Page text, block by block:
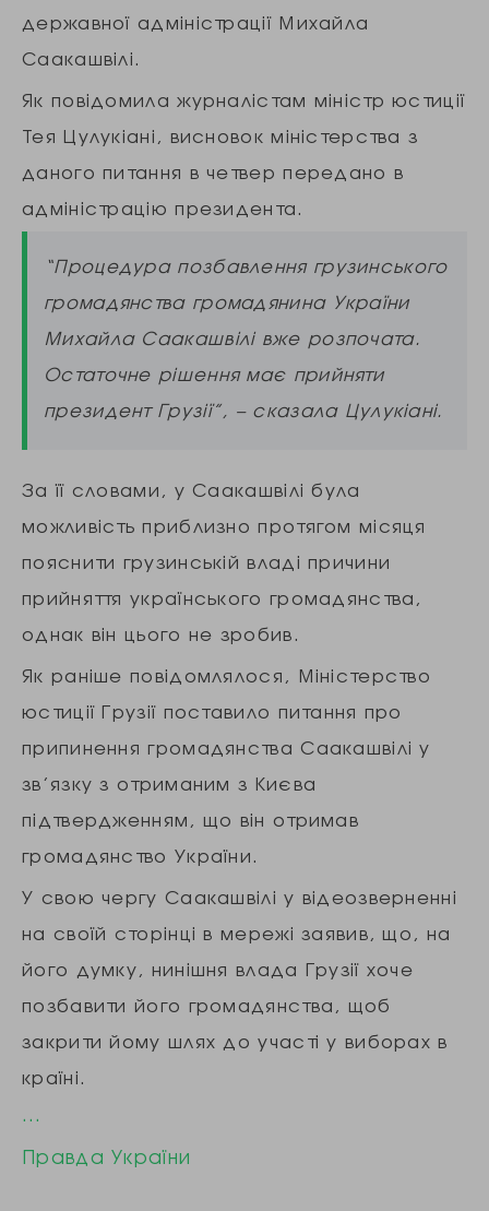
державної адміністрації Михайла
Саакашвілі.
Як повідомила журналістам міністр юстиції
Тея Цулукіані, висновок міністерства з
даного питання в четвер передано в
адміністрацію президента.
“Процедура позбавлення грузинського
громадянства громадянина України
Михайла Саакашвілі вже розпочата.
Остаточне рішення має прийняти
президент Грузії”, – сказала Цулукіані.
За її словами, у Саакашвілі була
можливість приблизно протягом місяця
пояснити грузинській владі причини
прийняття українського громадянства,
однак він цього не зробив.
Як раніше повідомлялося, Міністерство
юстиції Грузії поставило питання про
припинення громадянства Саакашвілі у
зв’язку з отриманим з Києва
підтвердженням, що він отримав
громадянство України.
У свою чергу Саакашвілі у відеозверненні
на своїй сторінці в мережі заявив, що, на
його думку, нинішня влада Грузії хоче
позбавити його громадянства, щоб
закрити йому шлях до участі у виборах в
країні.
…
Правда України